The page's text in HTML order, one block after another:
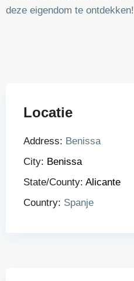
deze eigendom te ontdekken!
Locatie
Address: Benissa
City: Benissa
State/County: Alicante
Country: Spanje